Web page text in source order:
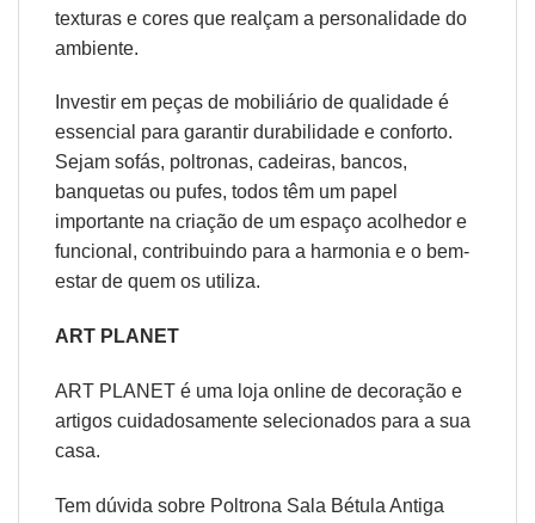
texturas e cores que realçam a personalidade do
ambiente.
Investir em peças de mobiliário de qualidade é
essencial para garantir durabilidade e conforto.
Sejam sofás, poltronas, cadeiras, bancos,
banquetas ou pufes, todos têm um papel
importante na criação de um espaço acolhedor e
funcional, contribuindo para a harmonia e o bem-
estar de quem os utiliza.
ART PLANET
ART PLANET é uma loja online de decoração e
artigos cuidadosamente selecionados para a sua
casa.
Tem dúvida sobre Poltrona Sala Bétula Antiga